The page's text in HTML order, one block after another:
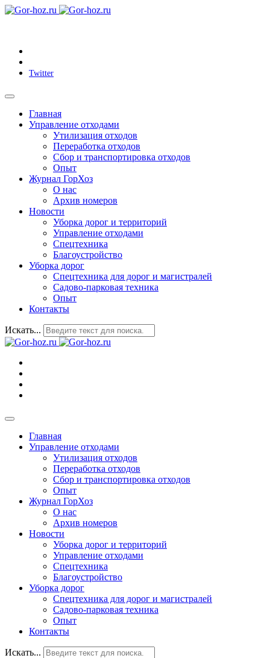
Twitter
Главная
Управление отходами
Утилизация отходов
Переработка отходов
Сбор и транспортировка отходов
Опыт
Журнал ГорХоз
О нас
Архив номеров
Новости
Уборка дорог и территорий
Управление отходами
Спецтехника
Благоустройство
Уборка дорог
Спецтехника для дорог и магистралей
Садово-парковая техника
Опыт
Контакты
Искать...
Главная
Управление отходами
Утилизация отходов
Переработка отходов
Сбор и транспортировка отходов
Опыт
Журнал ГорХоз
О нас
Архив номеров
Новости
Уборка дорог и территорий
Управление отходами
Спецтехника
Благоустройство
Уборка дорог
Спецтехника для дорог и магистралей
Садово-парковая техника
Опыт
Контакты
Искать...